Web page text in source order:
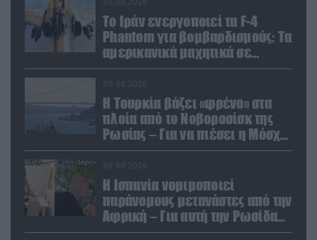
Το Ιράν ενεργοποιεί τα F-4
Phantom για βομβαρδισμούς: Τα
αμερικανικά μαχητικά σε
ετοιμότητα να χτυπήσουν
Η Τουρκία βάζει «φρένο» στα
πλοία από το Νοβοροσίσκ της
Ρωσίας – Για να πιέσει η Μόσχα
το Ιράν;
Η Ισπανία νομιμοποιεί
παράνομους μετανάστες από την
Αφρική – Για αυτή την Ρωσίδα
όμως επέλεξαν την απέλαση